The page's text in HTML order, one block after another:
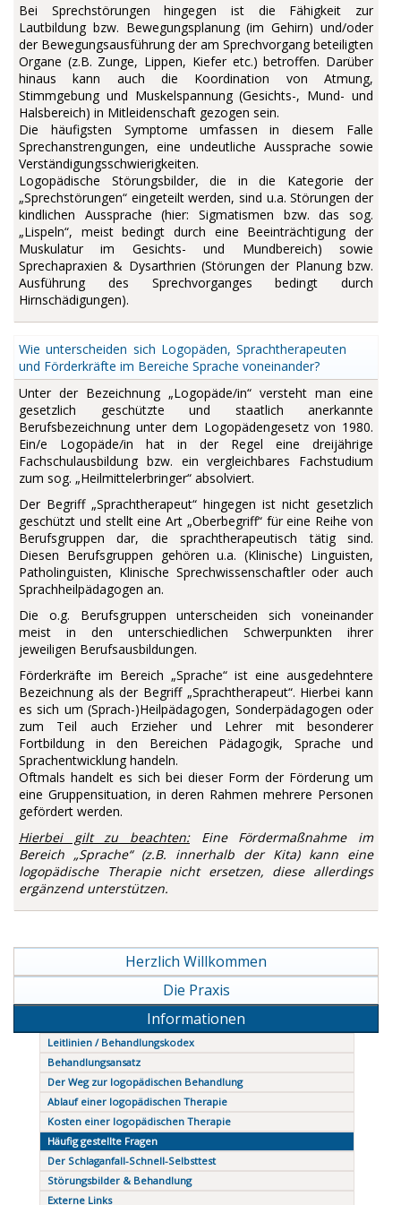
Bei Sprechstörungen hingegen ist die Fähigkeit zur
Lautbildung bzw. Bewegungsplanung (im Gehirn) und/oder
der Bewegungsausführung der am Sprechvorgang beteiligten
Organe (z.B. Zunge, Lippen, Kiefer etc.) betroffen. Darüber
hinaus kann auch die Koordination von Atmung,
Stimmgebung und Muskelspannung (Gesichts-, Mund- und
Halsbereich) in Mitleidenschaft gezogen sein.
Die häufigsten Symptome umfassen in diesem Falle
Sprechanstrengungen, eine undeutliche Aussprache sowie
Verständigungsschwierigkeiten.
Logopädische Störungsbilder, die in die Kategorie der
„Sprechstörungen“ eingeteilt werden, sind u.a. Störungen der
kindlichen Aussprache (hier: Sigmatismen bzw. das sog.
„Lispeln“, meist bedingt durch eine Beeinträchtigung der
Muskulatur im Gesichts- und Mundbereich) sowie
Sprechapraxien & Dysarthrien (Störungen der Planung bzw.
Ausführung des Sprechvorganges bedingt durch
Hirnschädigungen).
Wie unterscheiden sich Logopäden, Sprachtherapeuten
und Förderkräfte im Bereiche Sprache voneinander?
Unter der Bezeichnung „Logopäde/in“ versteht man eine
gesetzlich geschützte und staatlich anerkannte
Berufsbezeichnung unter dem Logopädengesetz von 1980.
Ein/e Logopäde/in hat in der Regel eine dreijährige
Fachschulausbildung bzw. ein vergleichbares Fachstudium
zum sog. „Heilmittelerbringer“ absolviert.
Der Begriff „Sprachtherapeut“ hingegen ist nicht gesetzlich
geschützt und stellt eine Art „Oberbegriff“ für eine Reihe von
Berufsgruppen dar, die sprachtherapeutisch tätig sind.
Diesen Berufsgruppen gehören u.a. (Klinische) Linguisten,
Patholinguisten, Klinische Sprechwissenschaftler oder auch
Sprachheilpädagogen an.
Die o.g. Berufsgruppen unterscheiden sich voneinander
meist in den unterschiedlichen Schwerpunkten ihrer
jeweiligen Berufsausbildungen.
Förderkräfte im Bereich „Sprache“ ist eine ausgedehntere
Bezeichnung als der Begriff „Sprachtherapeut“. Hierbei kann
es sich um (Sprach-)Heilpädagogen, Sonderpädagogen oder
zum Teil auch Erzieher und Lehrer mit besonderer
Fortbildung in den Bereichen Pädagogik, Sprache und
Sprachentwicklung handeln.
Oftmals handelt es sich bei dieser Form der Förderung um
eine Gruppensituation, in deren Rahmen mehrere Personen
gefördert werden.
Hierbei gilt zu beachten:Eine Fördermaßnahme im
Bereich „Sprache“ (z.B. innerhalb der Kita) kann eine
logopädische Therapie nicht ersetzen, diese allerdings
ergänzend unterstützen.
Navigation
überspringen
Herzlich Willkommen
Die Praxis
Informationen
Leitlinien / Behandlungskodex
Behandlungsansatz
Der Weg zur logopädischen Behandlung
Ablauf einer logopädischen Therapie
Kosten einer logopädischen Therapie
Häufig gestellte Fragen
Der Schlaganfall-Schnell-Selbsttest
Störungsbilder & Behandlung
Externe Links